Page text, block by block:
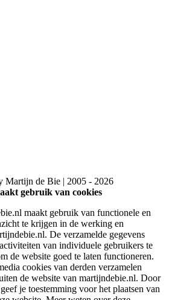
Martijn de Bie | 2005 - 2026
gebruik van cookies
maakt gebruik van functionele en
te krijgen in de werking en
De verzamelde gegevens
van individuele gebruikers te
de website goed te laten functioneren.
cookies van derden verzamelen
de website van martijndebie.nl. Door
je toestemming voor het plaatsen van